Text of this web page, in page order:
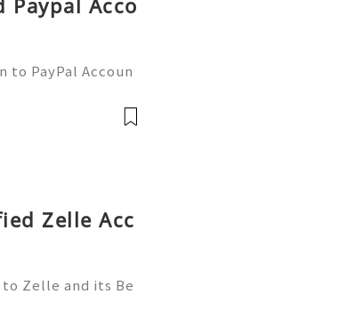
Paypal Acco
to PayPal Accoun
Whether yo
Zelle Acc
Zelle and its Be